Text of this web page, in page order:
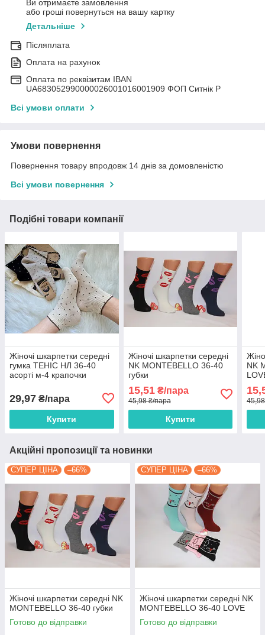
Ви отримаєте замовлення
або гроші повернуться на вашу картку
Детальніше
Післяплата
Оплата на рахунок
Оплата по реквізитам IBAN
UА683052990000026001016001909 ФОП Ситнік Р
Всі умови оплати
Умови повернення
Повернення товару впродовж 14 днів за домовленістю
Всі умови повернення
Подібні товари компанії
Жіночі шкарпетки середні
гумка ТЕНІС НЛ 36-40
асорті м-4 крапочки
29,97 ₴/пара
Купити
Жіночі шкарпетки середні
NK MONTEBELLO 36-40
губки
15,51₴/пара
45,98 ₴/пара
Купити
NK
Акційні пропозиції та новинки
СУПЕР ЦІНА –66%
Жіночі шкарпетки середні NK
MONTEBELLO 36-40 губки
Готово до відправки
СУПЕР ЦІНА –66%
Жіночі шкарпетки середні NK
MONTEBELLO 36-40 LOVE
Готово до відправки